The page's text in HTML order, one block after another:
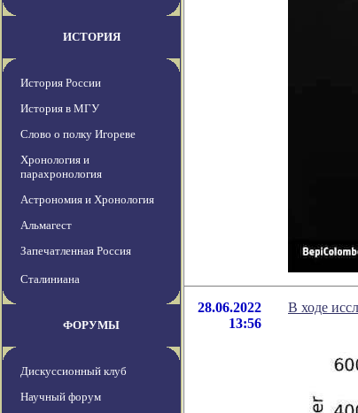
ИСТОРИЯ
История России
История в МГУ
Слово о полку Игореве
Хронология и
парахронология
Астрономия и Хронология
Альмагест
Запечатленная Россия
Сталиниана
ФОРУМЫ
Дискуссионный клуб
Научный форум
28.06.2022
13:56
В ходе